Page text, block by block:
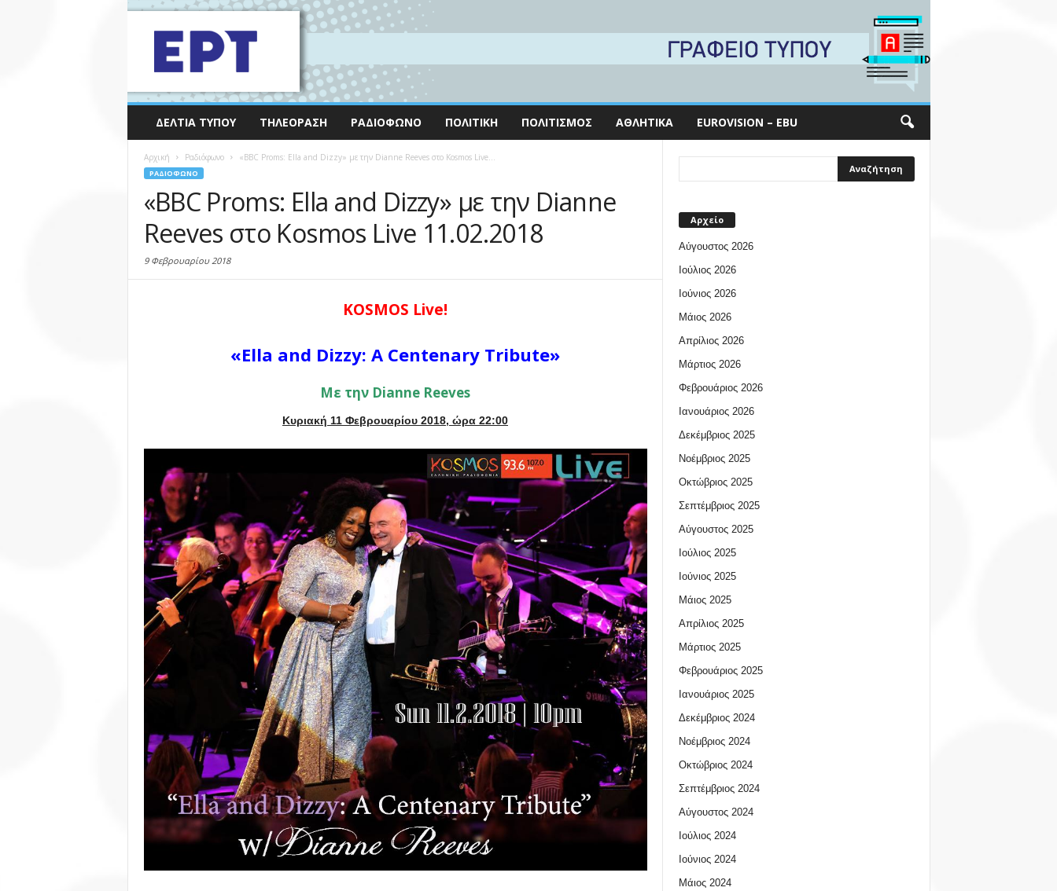
ΔΕΛΤΊΑ ΤΎΠΟΥ ΤΗΛΕΌΡΑΣΗ ΡΑΔΙΌΦΩΝΟ ΠΟΛΙΤΙΚΉ ΠΟΛΙΤΙΣΜΌΣ ΑΘΛΗΤΙΚΆ EUROVISION – EBU
Αρχική Ραδιόφωνο «BBC Proms: Ella and Dizzy» με την Dianne Reeves στο Kosmos Live...
ΡΑΔΙΌΦΩΝΟ
«BBC Proms: Ella and Dizzy» με την Dianne
Reeves στο Kosmos Live 11.02.2018
9 Φεβρουαρίου 2018
KOSMOS Live!
«Ella and Dizzy: A Centenary Tribute»
Με την Dianne Reeves
Κυριακή 11 Φεβρουαρίου 2018, ώρα 22:00
Αρχείο
Αύγουστος 2026
Ιούλιος 2026
Ιούνιος 2026
Μάιος 2026
Απρίλιος 2026
Μάρτιος 2026
Φεβρουάριος 2026
Ιανουάριος 2026
Δεκέμβριος 2025
Νοέμβριος 2025
Οκτώβριος 2025
Σεπτέμβριος 2025
Αύγουστος 2025
Ιούλιος 2025
Ιούνιος 2025
Μάιος 2025
Απρίλιος 2025
Μάρτιος 2025
Φεβρουάριος 2025
Ιανουάριος 2025
Δεκέμβριος 2024
Νοέμβριος 2024
Οκτώβριος 2024
Σεπτέμβριος 2024
Αύγουστος 2024
Ιούλιος 2024
Ιούνιος 2024
Μάιος 2024